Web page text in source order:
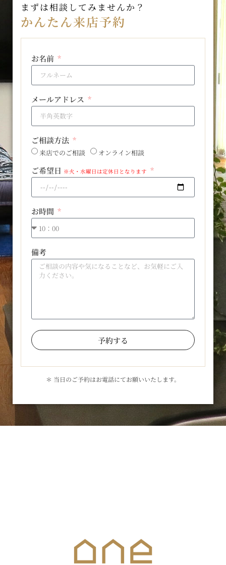
まずは相談してみませんか？
かんたん来店予約
お名前
メールアドレス
ご相談方法
来店でのご相談 オンライン相談
ご希望日 ※火・水曜日は定休日となります
お時間
備考
予約する
＊ 当日のご予約はお電話にてお願いいたします。